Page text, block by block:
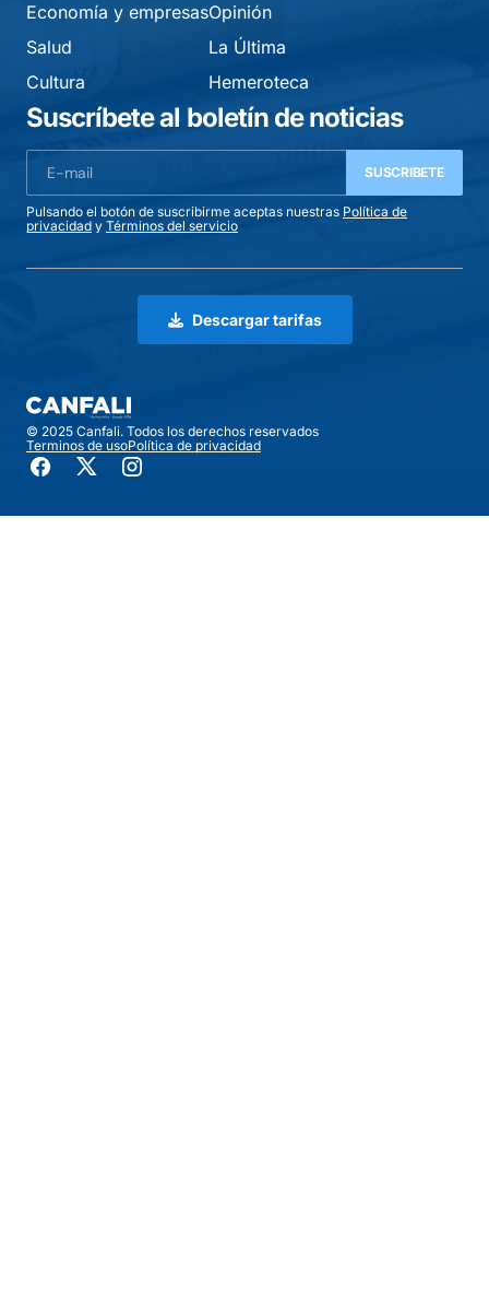
Economía y empresas
Salud
Cultura
Opinión
La Última
Hemeroteca
Suscríbete al boletín de noticias
SUSCRIBETE
Pulsando el botón de suscribirme aceptas nuestras Política de
privacidad y Términos del servicio
Descargar tarifas
© 2025 Canfali. Todos los derechos reservados
Terminos de usoPolítica de privacidad